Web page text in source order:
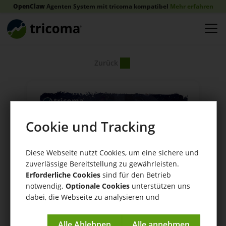
OpenClawAgenten System mit tricoma kompatibel Mehr erfahren
Cookie und Tracking
Diese Webseite nutzt Cookies, um eine sichere und
zuverlässige Bereitstellung zu gewährleisten.
Erforderliche Cookies sind für den Betrieb
notwendig. Optionale Cookies unterstützen uns
dabei, die Webseite zu analysieren und